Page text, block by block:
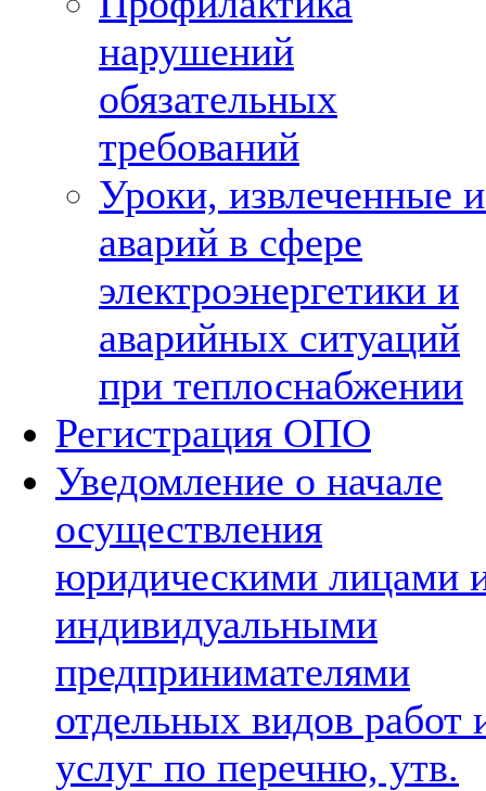
нарушений
обязательных
требований
Уроки, извлеченные
аварий в сфере
электроэнергетики и
аварийных ситуаций
при теплоснабжении
Регистрация ОПО
Уведомление о начале
осуществления
юридическими лицами
индивидуальными
предпринимателями
отдельных видов работ
услуг по перечню, утв.